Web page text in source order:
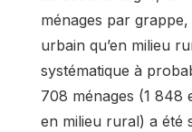
ménages par
urbain qu’en milieu
systématique à
708 ménages (1 848
en milieu rural) a été